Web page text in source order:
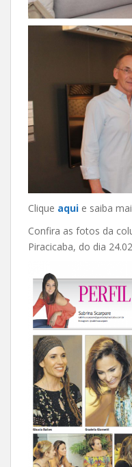
Clique aqui e saiba
Confira as fotos da
Piracicaba, do dia